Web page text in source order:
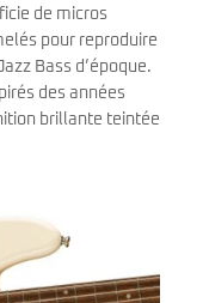
de micros
pour reproduire
Bass d’époque.
des années
brillante teintée